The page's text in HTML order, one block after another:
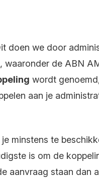
doen we door
waaronder de ABN
wordt
aan je
minstens te
is om de
aanvraag staan dan